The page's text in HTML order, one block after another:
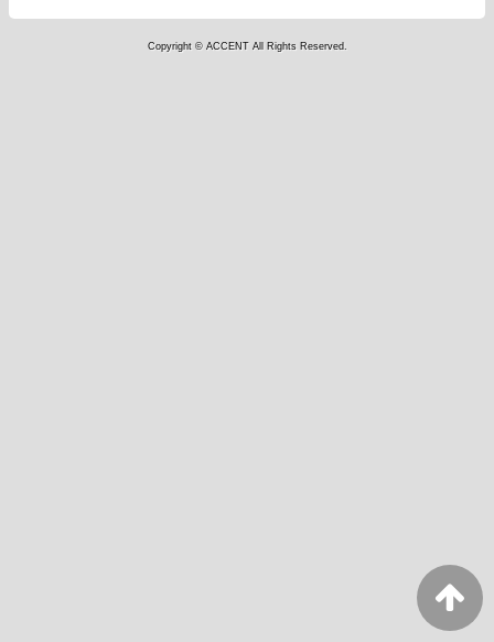
Copyright © ACCENT All Rights Reserved.